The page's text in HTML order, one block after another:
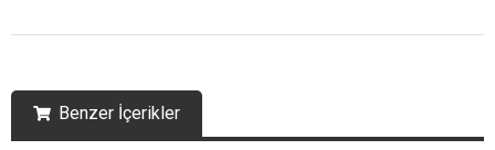
Benzer İçerikler